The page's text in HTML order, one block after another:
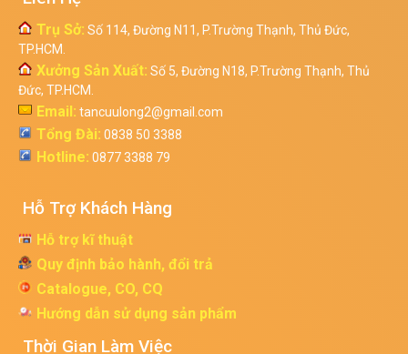
Trụ Sở: Số 114, Đường N11, P.Trường Thạnh, Thủ Đức,
TP.HCM.
Xưởng Sản Xuất: Số 5, Đường N18, P.Trường Thạnh, Thủ
Đức, TP.HCM.
Email: tancuulong2@gmail.com
Tổng Đài: 0838 50 3388
Hotline: 0877 3388 79
Hỗ Trợ Khách Hàng
Hỗ trợ kĩ thuật
Quy định bảo hành, đổi trả
Catalogue, CO, CQ
Hướng dẫn sử dụng sản phẩm
Thời Gian Làm Việc